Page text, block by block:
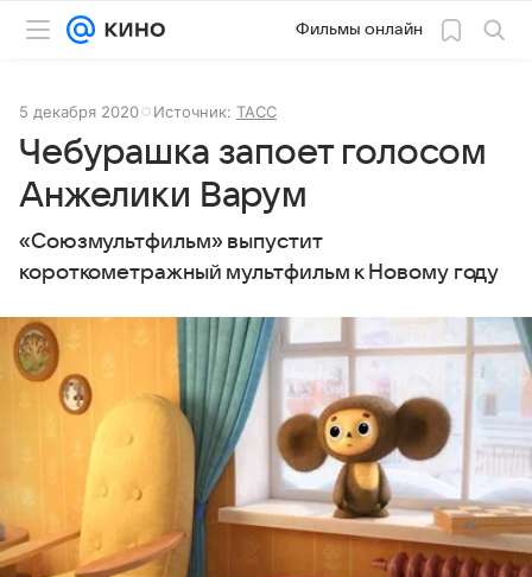
Фильмы онлайн
5 декабря 2020 Источник: ТАСС
Чебурашка запоет голосом
Анжелики Варум
«Союзмультфильм» выпустит
короткометражный мультфильм к Новому году